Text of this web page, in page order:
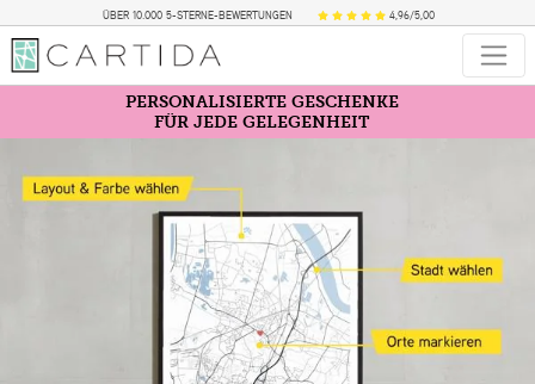
ÜBER 10.000 5-STERNE-BEWERTUNGEN 4,96/5,00
PERSONALISIERTE GESCHENKE
FÜR JEDE GELEGENHEIT